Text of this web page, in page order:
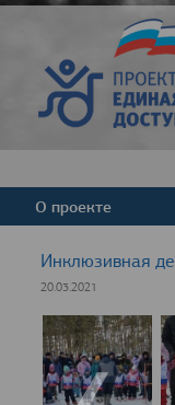
О проекте
Инклюзивная
20.03.2021